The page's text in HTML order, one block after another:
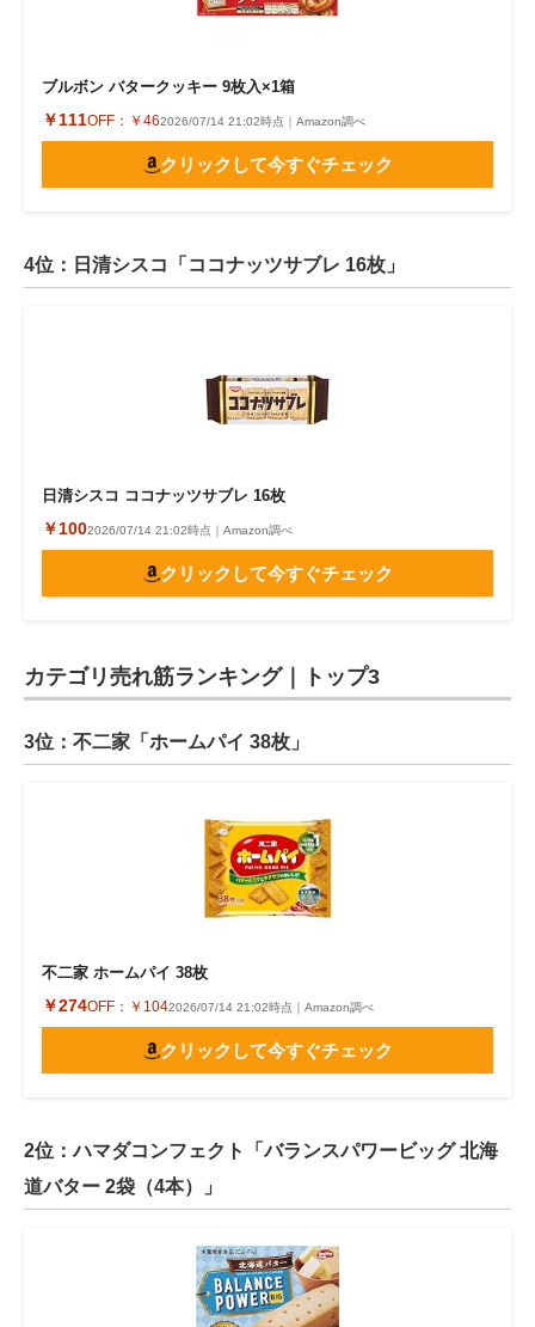
ブルボン バタークッキー 9枚入×1箱
￥111OFF： ￥462026/07/14 21:02時点｜Amazon調べ
クリックして今すぐチェック
4位：日清シスコ「ココナッツサブレ 16枚」
日清シスコ ココナッツサブレ 16枚
￥1002026/07/14 21:02時点｜Amazon調べ
クリックして今すぐチェック
カテゴリ売れ筋ランキング｜トップ3
3位：不二家「ホームパイ 38枚」
不二家 ホームパイ 38枚
￥274OFF： ￥1042026/07/14 21:02時点｜Amazon調べ
クリックして今すぐチェック
2位：ハマダコンフェクト「バランスパワービッグ 北海
道バター 2袋（4本）」